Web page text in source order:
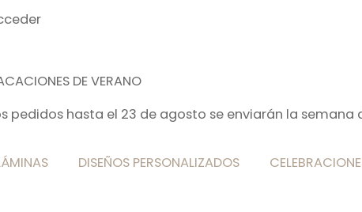
DE VERANO
pedidos hasta el 23 de agosto se enviarán la semana
DISEÑOS PERSONALIZADOS